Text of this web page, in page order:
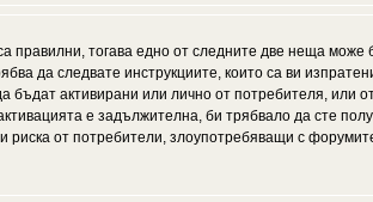
тогава едно от следните две неща
да следвате инструкциите, които са ви
бъдат активирани или лично от потребителя,
е задължителна, би трябвало да сте
от потребители, злоупотребяващи с